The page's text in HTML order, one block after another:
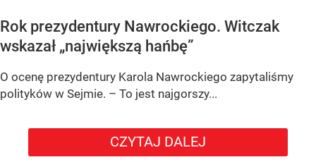
Rok prezydentury Nawrockiego. Witczak
wskazał „największą hańbę”
O ocenę prezydentury Karola Nawrockiego zapytaliśmy
polityków w Sejmie. – To jest najgorszy...
CZYTAJ DALEJ